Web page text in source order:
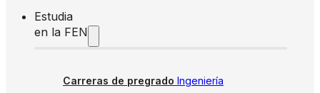
Estudia
en la FEN
Carreras de pregrado Ingeniería